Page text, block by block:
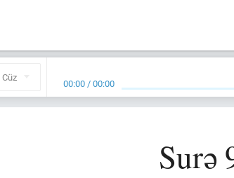
Cüz 00:00 /00:00
Surə